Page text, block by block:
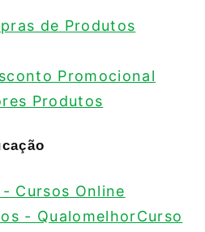
de Produtos
Promocional
Produtos
Cursos Online
- QualomelhorCurso